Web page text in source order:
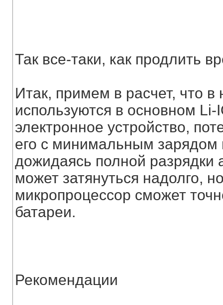
Так все-таки, как продлить
Итак, примем в расчет, что
используются в основном
электронное устройство,
его с минимальным зарядом
дожидаясь полной разрядки
может затянуться надолго,
микропроцессор сможет
батареи.
Рекомендации